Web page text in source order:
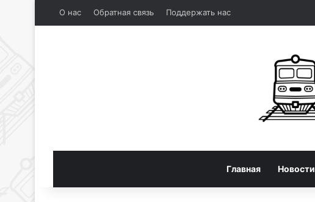
О нас Обратная связь Поддержать нас
Главная Новости